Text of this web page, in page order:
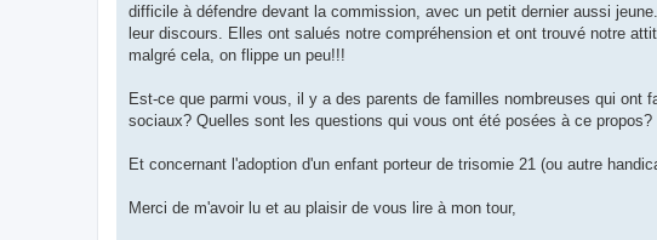
difficile à défendre devant la commission, avec un petit dernier aussi
leur discours. Elles ont salués notre compréhension et ont trouvé notre
malgré cela, on flippe un peu!!!
Est-ce que parmi vous, il y a des parents de familles nombreuses qui ont
sociaux? Quelles sont les questions qui vous ont été posées à ce propos?
Et concernant l'adoption d'un enfant porteur de trisomie 21 (ou autre
Merci de m'avoir lu et au plaisir de vous lire à mon tour,